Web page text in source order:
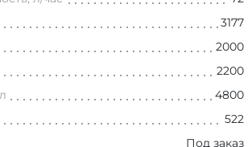
3177
2000
2200
4800
522
Под заказ